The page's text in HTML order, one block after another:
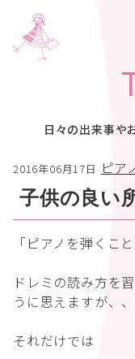
日々の出来事や
2016年06月17日 ピア
子供の良い
「ピアノを弾くこと
ドレミの読み方を
うに思えますが、、
それだけでは